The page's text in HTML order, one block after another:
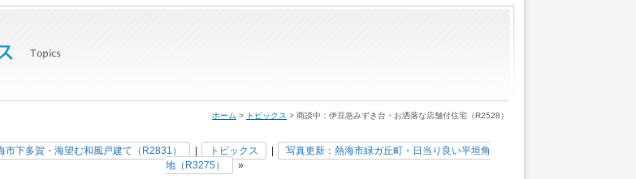
ホーム > トピックス > 商談中：伊豆急みずき台・お洒落な店舗付住宅（R2528）
市下多賀・海望む和風戸建て（R2831） トピックス
写真更新：熱海市緑ガ丘町・日当り良い平坦角
地（R3275）
»